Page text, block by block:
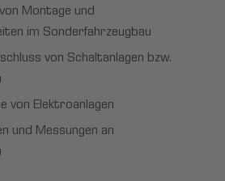
Montage und
im Sonderfahrzeugbau
von Schaltanlagen bzw.
von Elektroanlagen
und Messungen an